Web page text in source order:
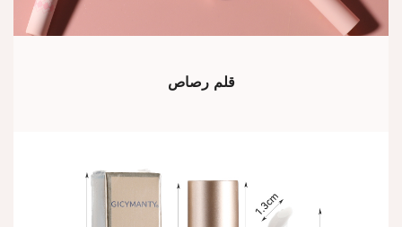
قلم رصاص